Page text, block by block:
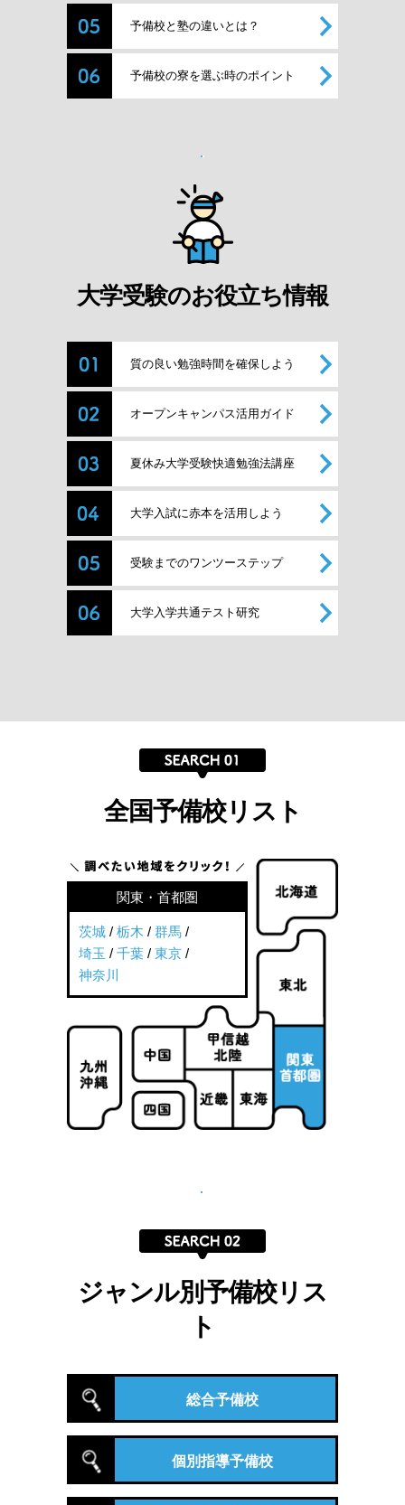
予備校と塾の違いとは？
予備校の寮を選ぶ時のポイント
大学受験のお役立ち情報
質の良い勉強時間を確保しよう
オープンキャンパス活用ガイド
夏休み大学受験快適勉強法講座
大学入試に赤本を活用しよう
受験までのワンツーステップ
大学入学共通テスト研究
全国予備校リスト
関東・首都圏
茨城 / 栃木 / 群馬 /
埼玉 / 千葉 / 東京 /
神奈川
ジャンル別予備校リス
ト
総合予備校
個別指導予備校